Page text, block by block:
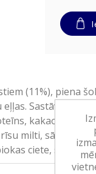
(11%), piena
Sastāvs:
kakao
milti, sāls,
ciete,